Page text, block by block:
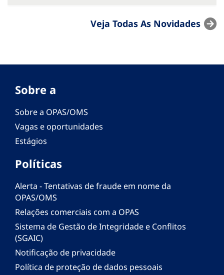
Veja Todas As Novidades
Sobre a
Sobre a OPAS/OMS
Vagas e oportunidades
Estágios
Políticas
Alerta - Tentativas de fraude em nome da
OPAS/OMS
Relações comerciais com a OPAS
Sistema de Gestão de Integridade e Conflitos
(SGAIC)
Notificação de privacidade
Política de proteção de dados pessoais